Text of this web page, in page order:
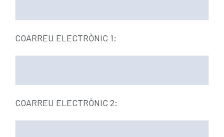
COARREU ELECTRÒNIC 1:
COARREU ELECTRÒNIC 2: